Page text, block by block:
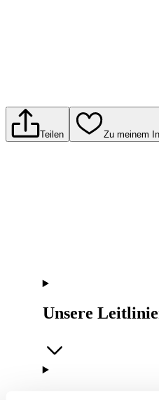
Teilen Zu meinem
Unsere